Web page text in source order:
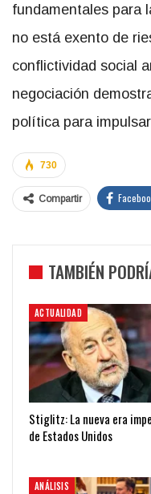
fundamentales para
no está exento de
conflictividad social
negociación
política para
730
Compartir
TAMBIÉN
ACTUALIDAD
Stiglitz: La nueva era
de Estados Unidos
ANÁLISIS